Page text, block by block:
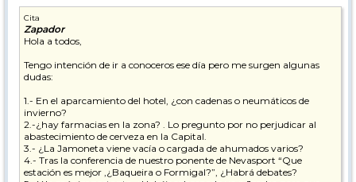
Cita
Zapador
Hola a todos,
Tengo intención de ir a conoceros ese día pero me surgen algunas
dudas:
1.- En el aparcamiento del hotel, ¿con cadenas o neumáticos de
invierno?
2.-¿hay farmacias en la zona? . Lo pregunto por no perjudicar al
abastecimiento de cerveza en la Capital.
3.- ¿La Jamoneta viene vacía o cargada de ahumados varios?
4.- Tras la conferencia de nuestro ponente de Nevasport “Que
estación es mejor ,¿Baqueira o Formigal?”, ¿Habrá debates?